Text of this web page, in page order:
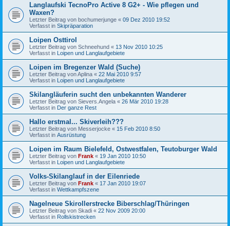
Langlaufski TecnoPro Active 8 G2+ - Wie pflegen und
Waxen?
Letzter Beitrag von bochumerjunge « 09 Dez 2010 19:52
Verfasst in Skipräparation
Loipen Osttirol
Letzter Beitrag von Schneehund « 13 Nov 2010 10:25
Verfasst in Loipen und Langlaufgebiete
Loipen im Bregenzer Wald (Suche)
Letzter Beitrag vonAplina « 22 Mai 2010 9:57
Verfasst in Loipen und Langlaufgebiete
Skilangläuferin sucht den unbekannten Wanderer
Letzter Beitrag von Sievers.Angela « 26 Mär 2010 19:28
Verfasst in Der ganze Rest
Hallo erstmal... Skiverleih???
Letzter Beitrag von Messerjocke « 15 Feb 2010 8:50
Verfasst in Ausrüstung
Loipen im Raum Bielefeld, Ostwestfalen, Teutoburger Wald
Letzter Beitrag von Frank « 19 Jan 2010 10:50
Verfasst in Loipen und Langlaufgebiete
Volks-Skilanglauf in der Eilenriede
Letzter Beitrag von Frank « 17 Jan 2010 19:07
Verfasst in Wettkampfszene
Nagelneue Skirollerstrecke Biberschlag/Thüringen
Letzter Beitrag von Skadi « 22 Nov 2009 20:00
Verfasst in Rollskistrecken